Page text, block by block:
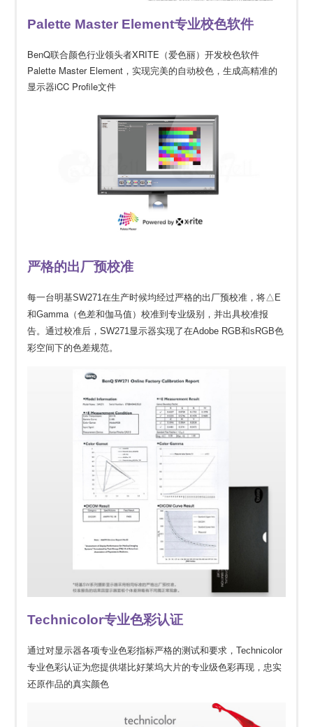
Palette Master Element专业校色软件
BenQ联合颜色行业领头者XRITE（爱色丽）开发校色软件
Palette Master Element，实现完美的自动校色，生成高精准的
显示器iCC Profile文件
严格的出厂预校准
每一台明基SW271在生产时候均经过严格的出厂预校准，将△E
和Gamma（色差和伽马值）校准到专业级别，并出具校准报
告。通过校准后，SW271显示器实现了在Adobe RGB和sRGB色
彩空间下的色差规范。
Technicolor专业色彩认证
通过对显示器各项专业色彩指标严格的测试和要求，Technicolor
专业色彩认证为您提供堪比好莱坞大片的专业级色彩再现，忠实
还原作品的真实颜色